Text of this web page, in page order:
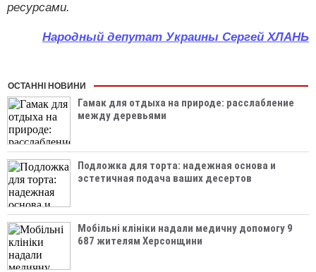
ресурсами.
Народный депутат Украины Сергей ХЛАНЬ
ОСТАННІ НОВИНИ
Гамак для отдыха на природе: расслабление
между деревьями
Подложка для торта: надежная основа и
эстетичная подача ваших десертов
Мобільні клініки надали медичну допомогу 9
687 жителям Херсонщини